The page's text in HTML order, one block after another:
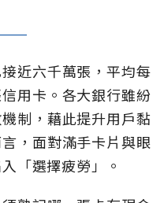
近六千萬張，平均每
用卡。各大銀行雖紛
制，藉此提升用戶黏
，面對滿手卡片與眼
「選擇疲勞」。